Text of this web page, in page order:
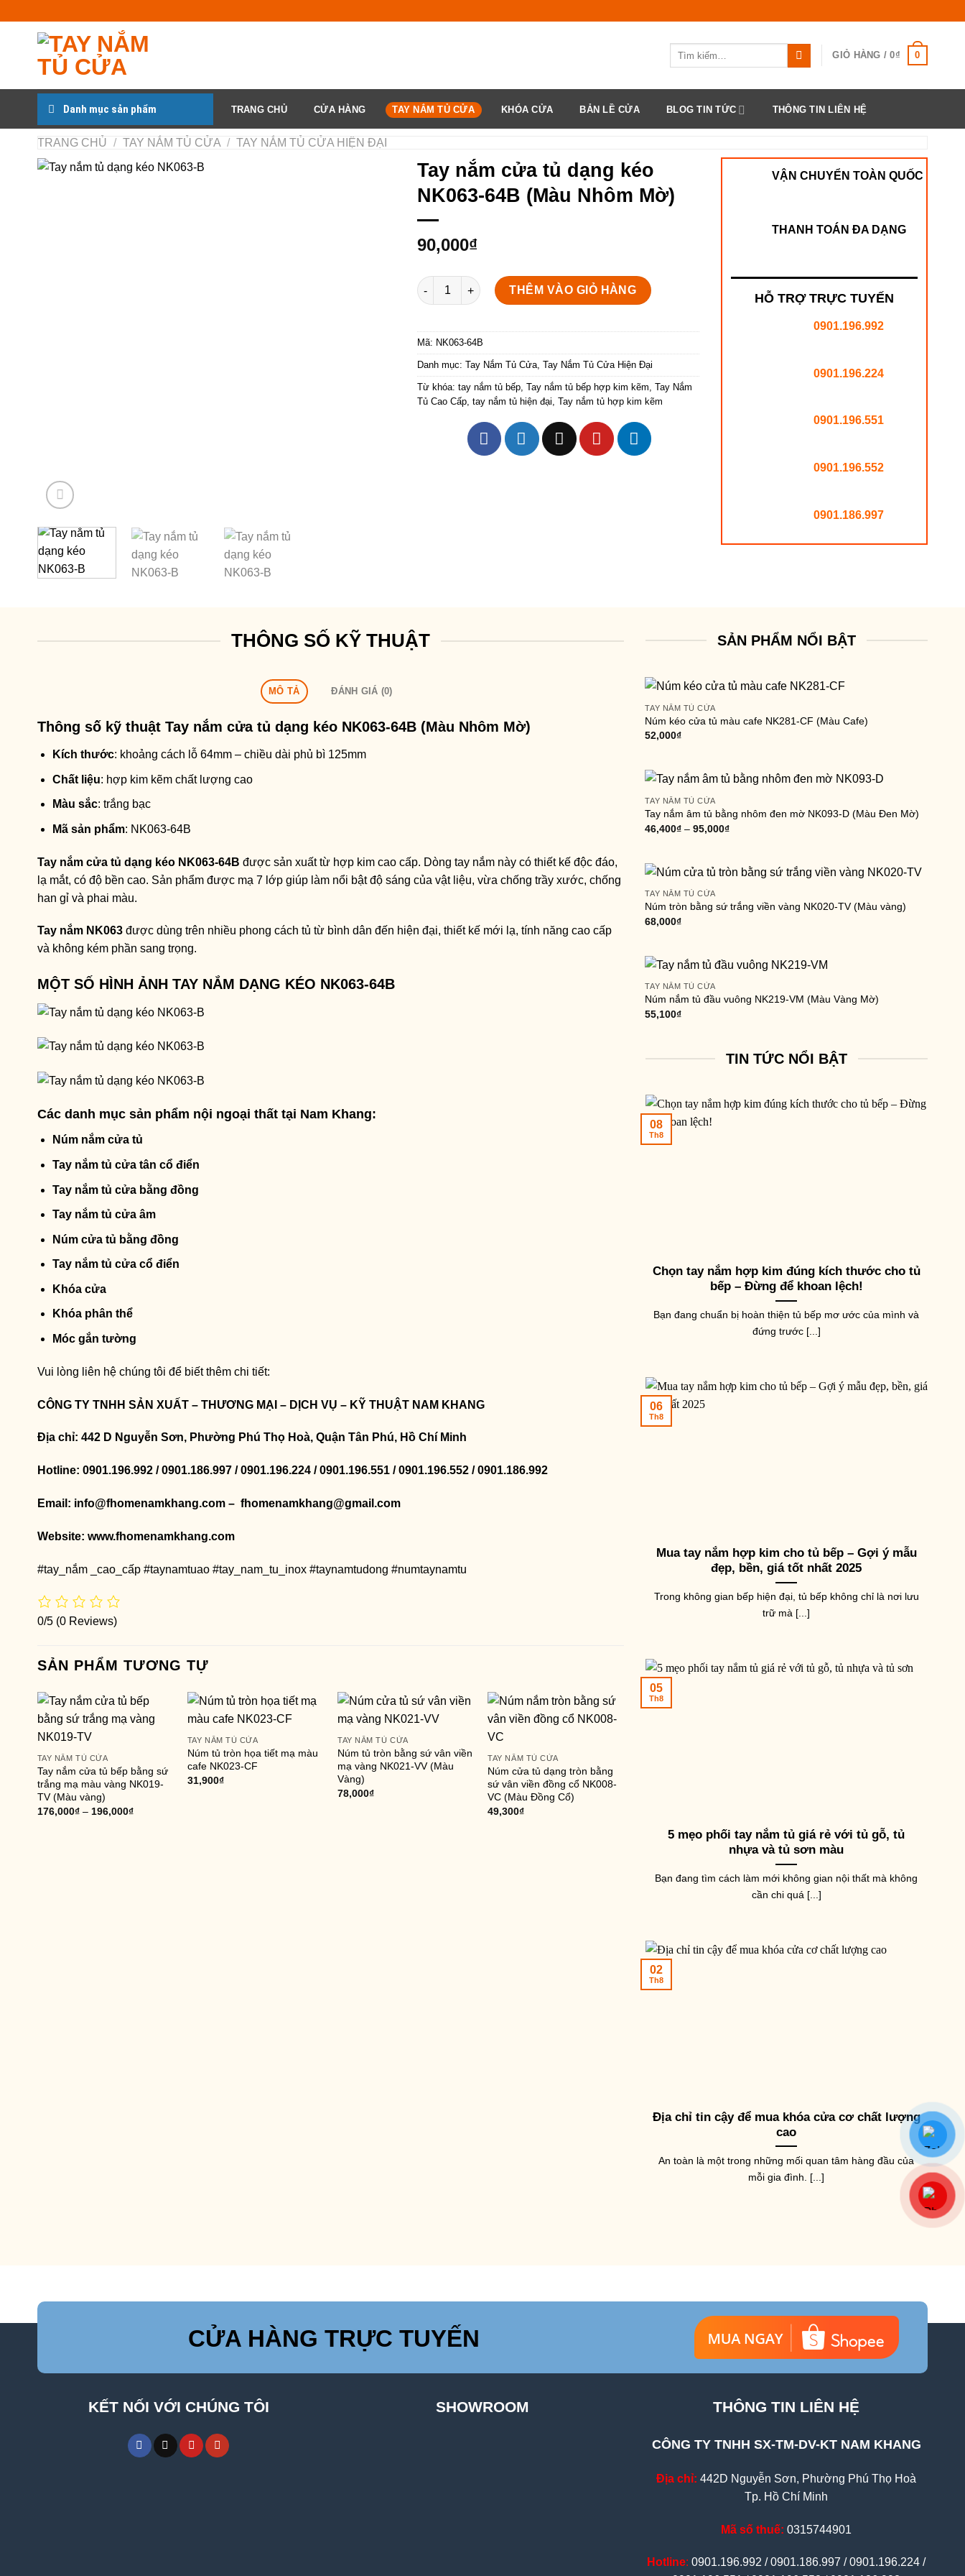
GIỎ HÀNG /0₫ 0
Danh mục sản phẩm TRANG CHỦ CỬA HÀNG TAY NẮM TỦ CỬA KHÓA CỬA BẢN LỀ CỬA BLOG TIN TỨC THÔNG TIN LIÊN HỆ
TRANG CHỦ / TAY NẮM TỦ CỬA / TAY NẮM TỦ CỬA HIỆN ĐẠI
Tay nắm cửa tủ dạng kéo
NK063-64B (Màu Nhôm Mờ)
90,000₫
Tay nắm cửa tủ dạng kéo NK063-64B (Màu Nhôm Mờ) số lượng
THÊM VÀO GIỎ HÀNG
Mã: NK063-64B
Danh mục:Tay Nắm Tủ Cửa ,Tay Nắm Tủ Cửa Hiện Đại
Từ khóa:tay nắm tủ bếp ,Tay nắm tủ bếp hợp kim kẽm ,Tay Nắm
Tủ Cao Cấp ,tay nắm tủ hiện đại ,Tay nắm tủ hợp kim kẽm
VẬN CHUYỂN TOÀN QUỐC
THANH TOÁN ĐA DẠNG
HỖ TRỢ TRỰC TUYẾN
0901.196.992
0901.196.224
0901.196.551
0901.196.552
0901.186.997
THÔNG SỐ KỸ THUẬT
MÔ TẢ ĐÁNH GIÁ (0)
Thông số kỹ thuật Tay nắm cửa tủ dạng kéo NK063-64B (Màu Nhôm Mờ)
Kích thước: khoảng cách lỗ 64mm – chiều dài phủ bì 125mm
Chất liệu: hợp kim kẽm chất lượng cao
Màu sắc: trắng bạc
Mã sản phẩm: NK063-64B
Tay nắm cửa tủ dạng kéo NK063-64B được sản xuất từ hợp kim cao cấp. Dòng tay nắm này có thiết kế độc đáo,
lạ mắt, có độ bền cao. Sản phẩm được mạ 7 lớp giúp làm nổi bật độ sáng của vật liệu, vừa chống trầy xước, chống
han gỉ và phai màu.
Tay nắm NK063 được dùng trên nhiều phong cách tủ từ bình dân đến hiện đại, thiết kế mới lạ, tính năng cao cấp
và không kém phần sang trọng.
MỘT SỐ HÌNH ẢNH TAY NẮM DẠNG KÉO NK063-64B
Các danh mục sản phẩm nội ngoại thất tại Nam Khang:
Núm nắm cửa tủ
Tay nắm tủ cửa tân cổ điển
Tay nắm tủ cửa bằng đồng
Tay nắm tủ cửa âm
Núm cửa tủ bằng đồng
Tay nắm tủ cửa cổ điển
Khóa cửa
Khóa phân thể
Móc gắn tường
Vui lòng liên hệ chúng tôi để biết thêm chi tiết:
CÔNG TY TNHH SẢN XUẤT – THƯƠNG MẠI – DỊCH VỤ – KỸ THUẬT NAM KHANG
Địa chỉ: 442 D Nguyễn Sơn, Phường Phú Thọ Hoà, Quận Tân Phú, Hồ Chí Minh
Hotline: 0901.196.992 / 0901.186.997 / 0901.196.224 / 0901.196.551 / 0901.196.552 / 0901.186.992
Email: info@fhomenamkhang.com – fhomenamkhang@gmail.com
Website: www.fhomenamkhang.com
#tay_nắm _cao_cấp #taynamtuao #tay_nam_tu_inox #taynamtudong #numtaynamtu
0/5 (0 Reviews)
SẢN PHẨM TƯƠNG TỰ
TAY NẮM TỦ CỬA
Tay nắm cửa tủ bếp bằng sứ
trắng mạ màu vàng NK019-
TV (Màu vàng)
176,000₫– 196,000₫
TAY NẮM TỦ CỬA
Núm tủ tròn họa tiết mạ màu
cafe NK023-CF
31,900₫
TAY NẮM TỦ CỬA
Núm tủ tròn bằng sứ vân viền
mạ vàng NK021-VV (Màu
Vàng)
78,000₫
TAY NẮM TỦ CỬA
Núm cửa tủ dạng tròn bằng
sứ vân viền đồng cổ NK008-
VC (Màu Đồng Cổ)
49,300₫
Tay nắm cửa tủ nội thất họa
tiết mạ màu cafe NK023-CF
TAY NẮM TỦ CỬA
Tay nắm cửa tủ màu đen mờ
NK022-D (Màu Đen Mờ)
SẢN PHẨM NỔI BẬT
TAY NẮM TỦ CỬA
Núm kéo cửa tủ màu cafe NK281-CF (Màu Cafe)
52,000₫
TAY NẮM TỦ CỬA
Tay nắm âm tủ bằng nhôm đen mờ NK093-D (Màu Đen Mờ)
46,400₫ –95,000₫
TAY NẮM TỦ CỬA
Núm tròn bằng sứ trắng viền vàng NK020-TV (Màu vàng)
68,000₫
TAY NẮM TỦ CỬA
Núm nắm tủ đầu vuông NK219-VM (Màu Vàng Mờ)
55,100₫
TIN TỨC NỔI BẬT
Chọn tay nắm hợp kim đúng kích thước cho tủ
bếp – Đừng để khoan lệch!
Bạn đang chuẩn bị hoàn thiện tủ bếp mơ ước của mình và
đứng trước [...]
08
Th8
Mua tay nắm hợp kim cho tủ bếp – Gợi ý mẫu
đẹp, bền, giá tốt nhất 2025
Trong không gian bếp hiện đại, tủ bếp không chỉ là nơi lưu
trữ mà [...]
06
Th8
5 mẹo phối tay nắm tủ giá rẻ với tủ gỗ, tủ
nhựa và tủ sơn màu
Bạn đang tìm cách làm mới không gian nội thất mà không
cần chi quá [...]
05
Th8
Địa chỉ tin cậy để mua khóa cửa cơ chất lượng
cao
An toàn là một trong những mối quan tâm hàng đầu của
mỗi gia đình. [...]
02
Th8
CỬA HÀNG TRỰC TUYẾN
KẾT NỐI VỚI CHÚNG TÔI SHOWROOM THÔNG TIN LIÊN HỆ
CÔNG TY TNHH SX-TM-DV-KT NAM KHANG
Địa chỉ: 442D Nguyễn Sơn, Phường Phú Thọ Hoà
Tp. Hồ Chí Minh
Mã số thuế: 0315744901
Hotline: 0901.196.992 / 0901.186.997 / 0901.196.224 /